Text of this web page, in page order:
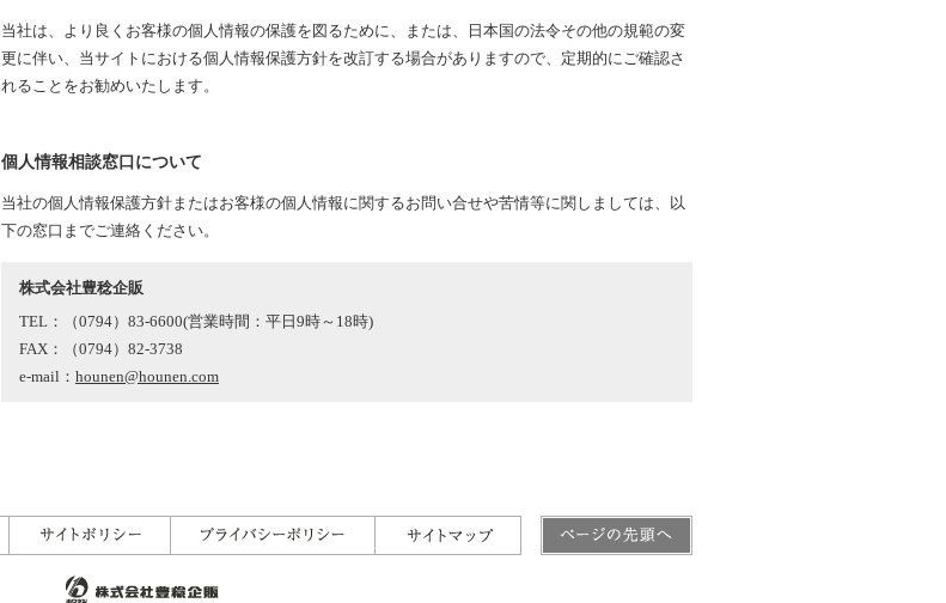
当社は、より良くお客様の個人情報の保護を図るために、または、日本国の法令その他の規範の変
更に伴い、当サイトにおける個人情報保護方針を改訂する場合がありますので、定期的にご確認さ
れることをお勧めいたします。
個人情報相談窓口について
当社の個人情報保護方針またはお客様の個人情報に関するお問い合せや苦情等に関しましては、以
下の窓口までご連絡ください。
株式会社豊稔企販
TEL：（0794）83-6600(営業時間：平日9時～18時)
FAX：（0794）82-3738
e-mail： hounen@hounen.com